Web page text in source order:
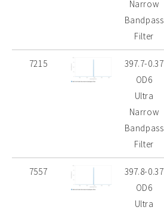
Narrow
Bandpass
Filter
7215
397.7-0.37
OD6
Ultra
Narrow
Bandpass
Filter
7557
397.8-0.37
OD6
Ultra